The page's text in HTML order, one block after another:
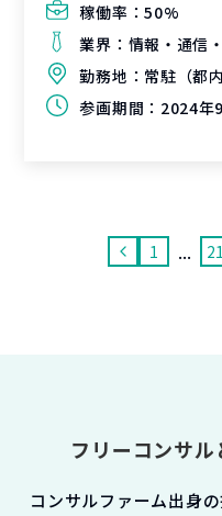
稼働率：50%
業界： 情報・通信
勤務地： 常駐（都内
参画期間： 2024年9月1日
1 ... 21
フリーコンサ
コンサルファーム出身